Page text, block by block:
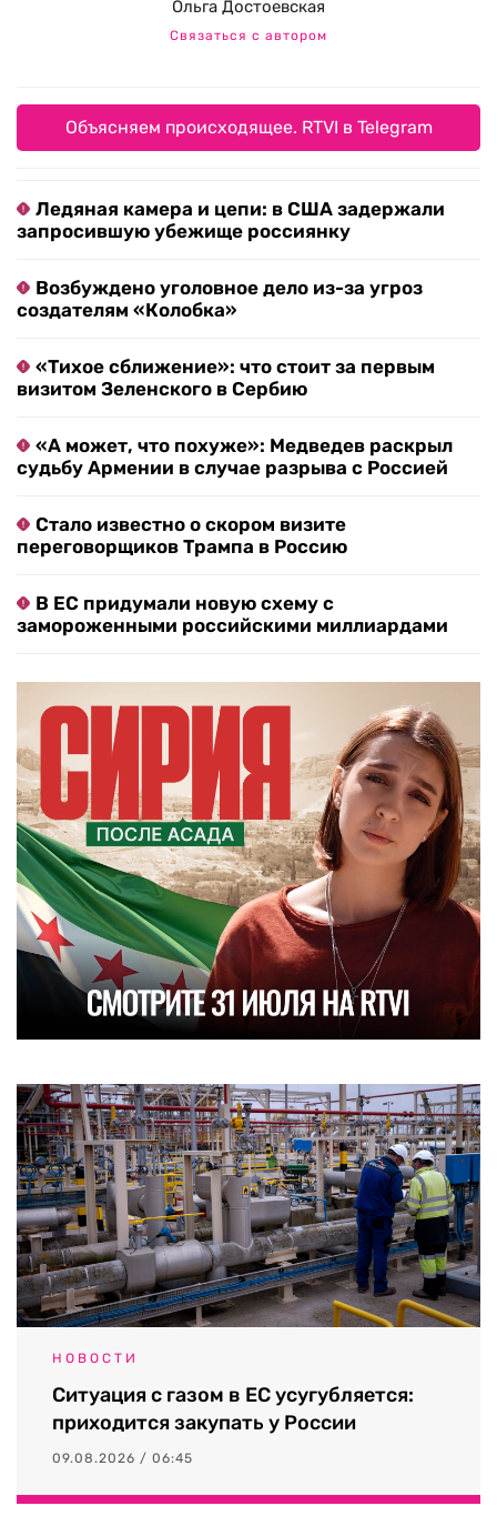
Ольга Достоевская
Связаться с автором
Объясняем происходящее. RTVI в Telegram
Ледяная камера и цепи: в США задержали
запросившую убежище россиянку
Возбуждено уголовное дело из-за угроз
создателям «Колобка»
«Тихое сближение»: что стоит за первым
визитом Зеленского в Сербию
«А может, что похуже»: Медведев раскрыл
судьбу Армении в случае разрыва с Россией
Стало известно о скором визите
переговорщиков Трампа в Россию
В ЕС придумали новую схему с
замороженными российскими миллиардами
НОВОСТИ
Ситуация с газом в ЕС усугубляется:
приходится закупать у России
09.08.2026 / 06:45